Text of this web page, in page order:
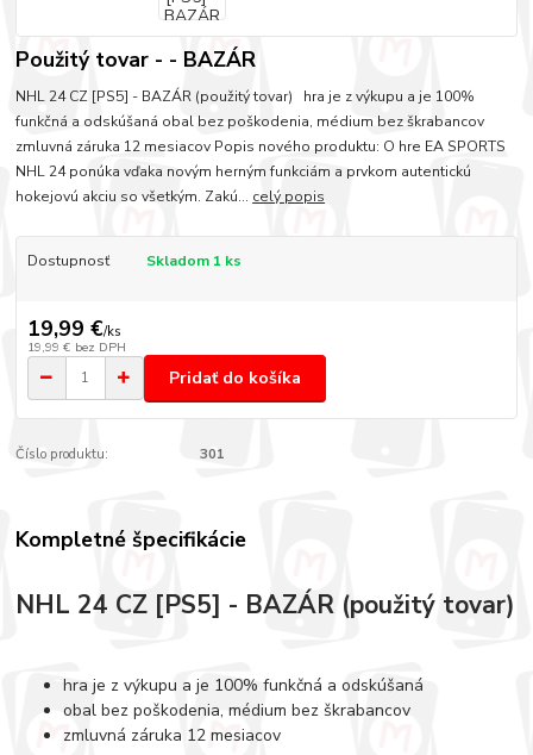
Použitý tovar - - BAZÁR
NHL 24 CZ [PS5] - BAZÁR (použitý tovar) hra je z výkupu a je 100%
funkčná a odskúšaná obal bez poškodenia, médium bez škrabancov
zmluvná záruka 12 mesiacov Popis nového produktu: O hre EA SPORTS
NHL 24 ponúka vďaka novým herným funkciám a prvkom autentickú
hokejovú akciu so všetkým. Zakú... celý popis
Dostupnosť Skladom 1 ks
19,99 €/ks
19,99 € bez DPH
Pridať do košíka
Číslo produktu: 301
Kompletné špecifikácie
NHL 24 CZ [PS5] - BAZÁR (použitý tovar)
hra je z výkupu a je 100% funkčná a odskúšaná
obal bez poškodenia, médium bez škrabancov
zmluvná záruka 12 mesiacov